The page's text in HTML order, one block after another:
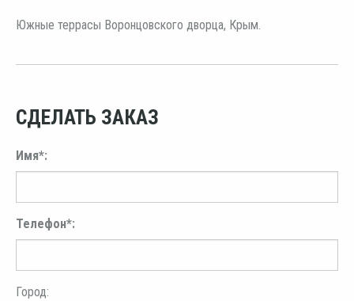
Южные террасы Воронцовского дворца, Крым.
СДЕЛАТЬ ЗАКАЗ
Имя*:
Телефон*:
Город: